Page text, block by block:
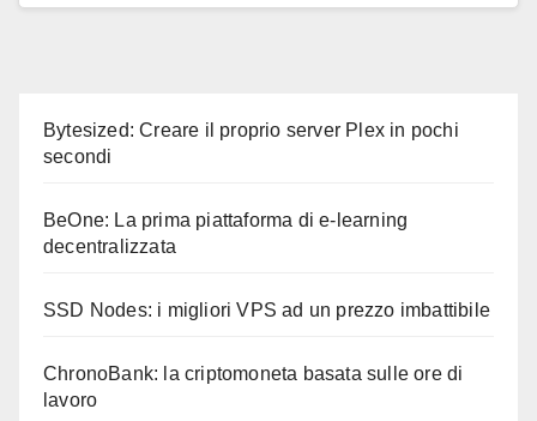
Bytesized: Creare il proprio server Plex in pochi
secondi
BeOne: La prima piattaforma di e-learning
decentralizzata
SSD Nodes: i migliori VPS ad un prezzo imbattibile
ChronoBank: la criptomoneta basata sulle ore di
lavoro